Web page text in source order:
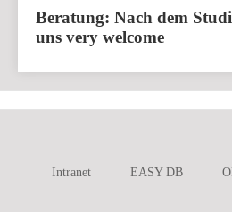
Beratung: Nach dem
uns very welcome
Intranet EASY DB